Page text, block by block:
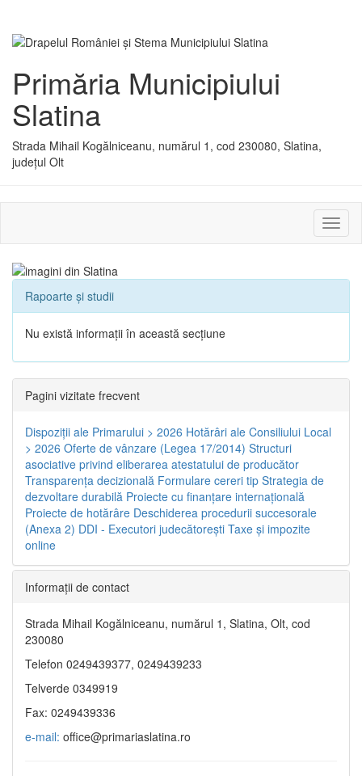
Primăria Municipiului
Slatina
Strada Mihail Kogălniceanu, numărul 1, cod 230080, Slatina,
județul Olt
sau
Rapoarte și studii
Nu există informații în această secțiune
Pagini vizitate frecvent
Dispoziţii ale Primarului > 2026 Hotărâri ale Consiliului Local
> 2026 Oferte de vânzare (Legea 17/2014) Structuri
asociative privind eliberarea atestatului de producător
Transparenţa decizională Formulare cereri tip Strategia de
dezvoltare durabilă Proiecte cu finanţare internaţională
Proiecte de hotărâre Deschiderea procedurii succesorale
(Anexa 2) DDI - Executori judecătorești Taxe şi impozite
online
Informaţii de contact
Strada Mihail Kogălniceanu, numărul 1, Slatina, Olt, cod
230080
Telefon 0249439377, 0249439233
Telverde 0349919
Fax: 0249439336
e-mail: office@primariaslatina.ro